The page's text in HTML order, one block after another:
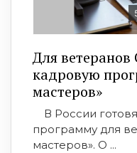
Для
кадровую
мастеров»
В России
программу для
мастеров». О ...